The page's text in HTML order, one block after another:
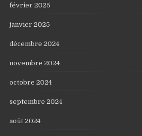
février 2025
janvier 2025
décembre 2024
novembre 2024
octobre 2024
septembre 2024
août 2024